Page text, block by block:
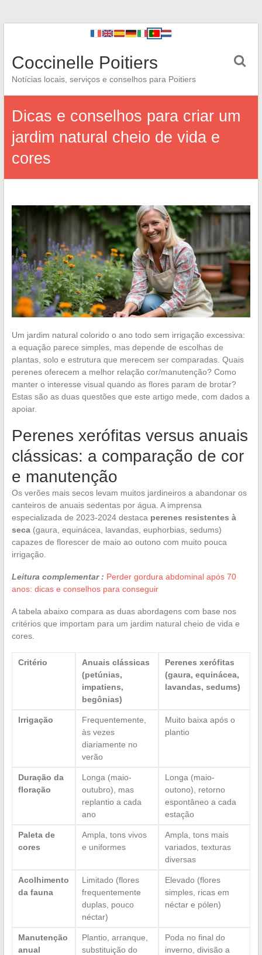
Coccinelle Poitiers
Notícias locais, serviços e conselhos para Poitiers
Dicas e conselhos para criar um
jardim natural cheio de vida e
cores
Um jardim natural colorido o ano todo sem irrigação excessiva:
a equação parece simples, mas depende de escolhas de
plantas, solo e estrutura que merecem ser comparadas. Quais
perenes oferecem a melhor relação cor/manutenção? Como
manter o interesse visual quando as flores param de brotar?
Estas são as duas questões que este artigo mede, com dados a
apoiar.
Perenes xerófitas versus anuais
clássicas: a comparação de cor
e manutenção
Os verões mais secos levam muitos jardineiros a abandonar os
canteiros de anuais sedentas por água. A imprensa
especializada de 2023-2024 destaca perenes resistentes à
seca(gaura, equinácea, lavandas, euphorbias, sedums)
capazes de florescer de maio ao outono com muito pouca
irrigação.
Leitura complementar : Perder gordura abdominal após 70
anos: dicas e conselhos para conseguir
A tabela abaixo compara as duas abordagens com base nos
critérios que importam para um jardim natural cheio de vida e
cores.
Critério
Anuais clássicas
(petúnias,
impatiens,
begônias)
Perenes xerófitas
(gaura, equinácea,
lavandas, sedums)
Irrigação
Frequentemente,
às vezes
diariamente no
verão
Muito baixa após o
plantio
Duração da
floração
Longa (maio-
outubro), mas
replantio a cada
ano
Longa (maio-
outono), retorno
espontâneo a cada
estação
Paleta de
cores
Ampla, tons vivos
e uniformes
Ampla, tons mais
variados, texturas
diversas
Acolhimento
da fauna
Limitado (flores
frequentemente
duplas, pouco
néctar)
Elevado (flores
simples, ricas em
néctar e pólen)
Manutenção
anual
Plantio, arranque,
substituição do
Poda no final do
inverno, divisão a